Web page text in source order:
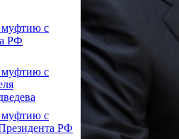
муфтию с
РФ
муфтию с
муфтию с
РФ